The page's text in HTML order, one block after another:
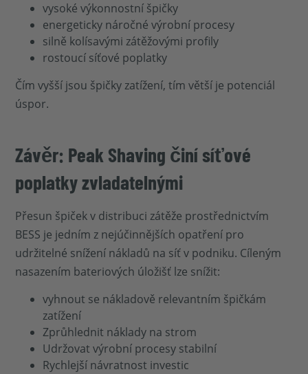
vysoké výkonnostní špičky
energeticky náročné výrobní procesy
silně kolísavými zátěžovými profily
rostoucí síťové poplatky
Čím vyšší jsou špičky zatížení, tím větší je potenciál
úspor.
Závěr: Peak Shaving činí síťové
poplatky zvladatelnými
Přesun špiček v distribuci zátěže prostřednictvím
BESS je jedním z nejúčinnějších opatření pro
udržitelné snížení nákladů na síť v podniku. Cíleným
nasazením bateriových úložišť lze snížit:
vyhnout se nákladově relevantním špičkám
zatížení
Zprůhlednit náklady na strom
Udržovat výrobní procesy stabilní
Rychlejší návratnost investic